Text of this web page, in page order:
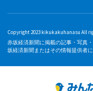
Copyright 2023 kikukakuhanasu All
赤坂経済新聞に掲載の記事・写真
坂経済新聞またはその情報提供者に